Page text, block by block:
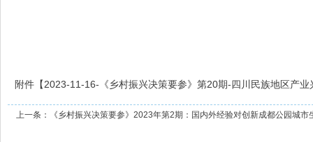
附件【2023-11-16-《乡村振兴决策要参》第20期-四川民族地区产
上一条： 《乡村振兴决策要参》2023年第2期：国内外经验对创新成都公园城